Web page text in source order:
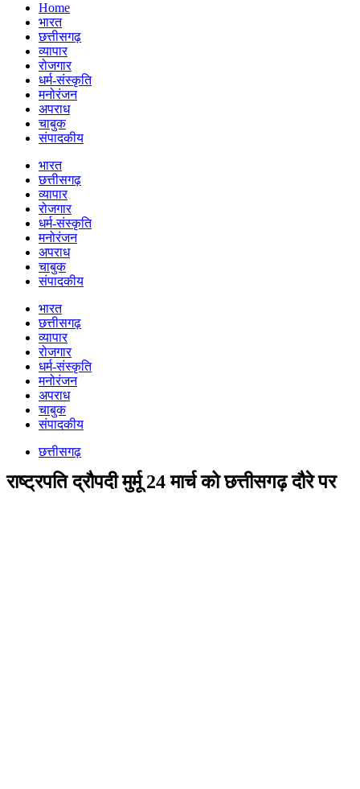
Home
भारत
छत्तीसगढ़
व्यापार
रोजगार
धर्म-संस्कृति
मनोरंजन
अपराध
चाबुक
संपादकीय
भारत
छत्तीसगढ़
व्यापार
रोजगार
धर्म-संस्कृति
मनोरंजन
अपराध
चाबुक
संपादकीय
भारत
छत्तीसगढ़
व्यापार
रोजगार
धर्म-संस्कृति
मनोरंजन
अपराध
चाबुक
संपादकीय
छत्तीसगढ़
राष्ट्रपति द्रौपदी मुर्मू 24 मार्च को छत्तीसगढ़ दौरे पर